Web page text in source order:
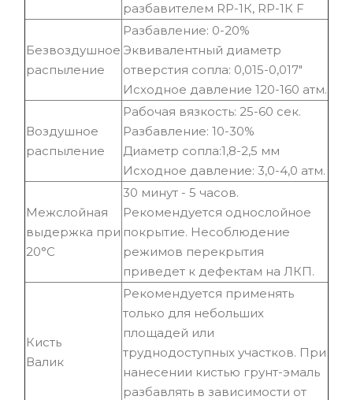
разбавителем RP-1К, RP-1К F
Безвоздушное
распыление
Разбавление: 0-20%
Эквивалентный диаметр
отверстия сопла: 0,015-0,017"
Исходное давление 120-160 атм.
Воздушное
распыление
Рабочая вязкость: 25-60 сек.
Разбавление: 10-30%
Диаметр сопла:1,8-2,5 мм
Исходное давление: 3,0-4,0 атм.
Межслойная
выдержка при
20°C
30 минут - 5 часов.
Рекомендуется однослойное
покрытие. Несоблюдение
режимов перекрытия
приведет к дефектам на ЛКП.
Кисть
Валик
Рекомендуется применять
только для небольших
площадей или
труднодоступных участков. При
нанесении кистью грунт-эмаль
разбавлять в зависимости от